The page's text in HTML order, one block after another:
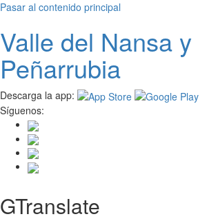
Pasar al contenido principal
Valle del Nansay
Peñarrubia
Descarga la app:
Síguenos:
GTranslate